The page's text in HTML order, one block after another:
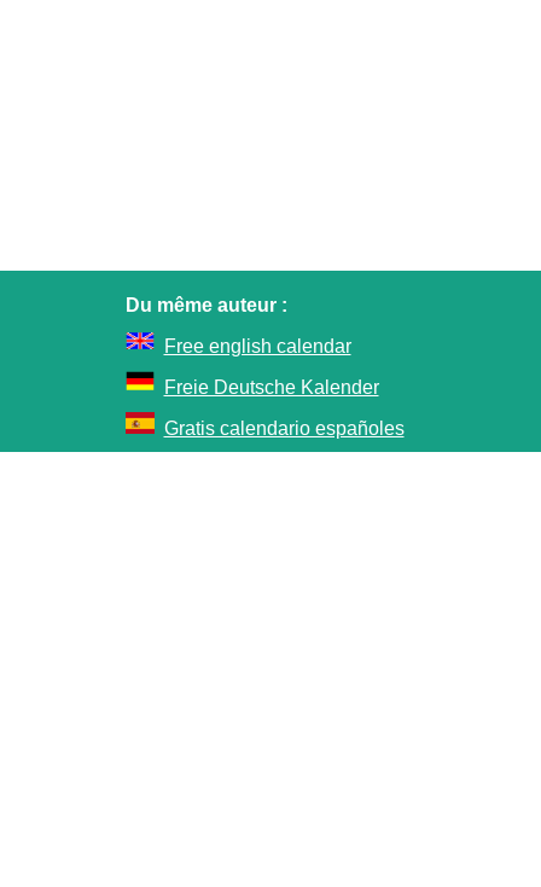
Du même auteur :
Free english calendar
Freie Deutsche Kalender
Gratis calendario españoles